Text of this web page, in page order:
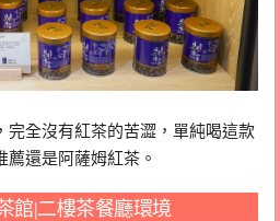
完全沒有紅茶的苦澀，單純喝這款
還是阿薩姆紅茶。
館|二樓茶餐廳環境